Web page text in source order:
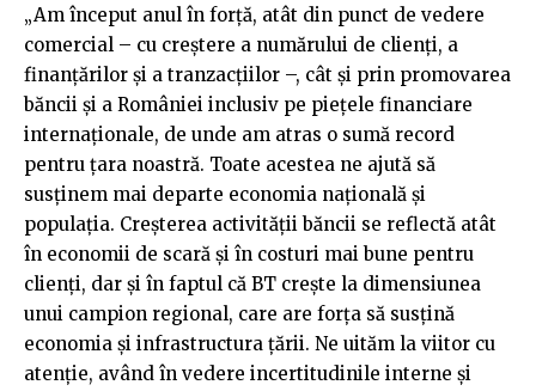
„Am început anul în forță, atât din punct de vedere
comercial – cu creștere a numărului de clienți, a
finanțărilor și a tranzacțiilor –, cât și prin promovarea
băncii și a României inclusiv pe piețele financiare
internaționale, de unde am atras o sumă record
pentru țara noastră. Toate acestea ne ajută să
susținem mai departe economia națională și
populația. Creșterea activității băncii se reflectă atât
în economii de scară și în costuri mai bune pentru
clienți, dar și în faptul că BT crește la dimensiunea
unui campion regional, care are forța să susțină
economia și infrastructura țării. Ne uităm la viitor cu
atenție, având în vedere incertitudinile interne și